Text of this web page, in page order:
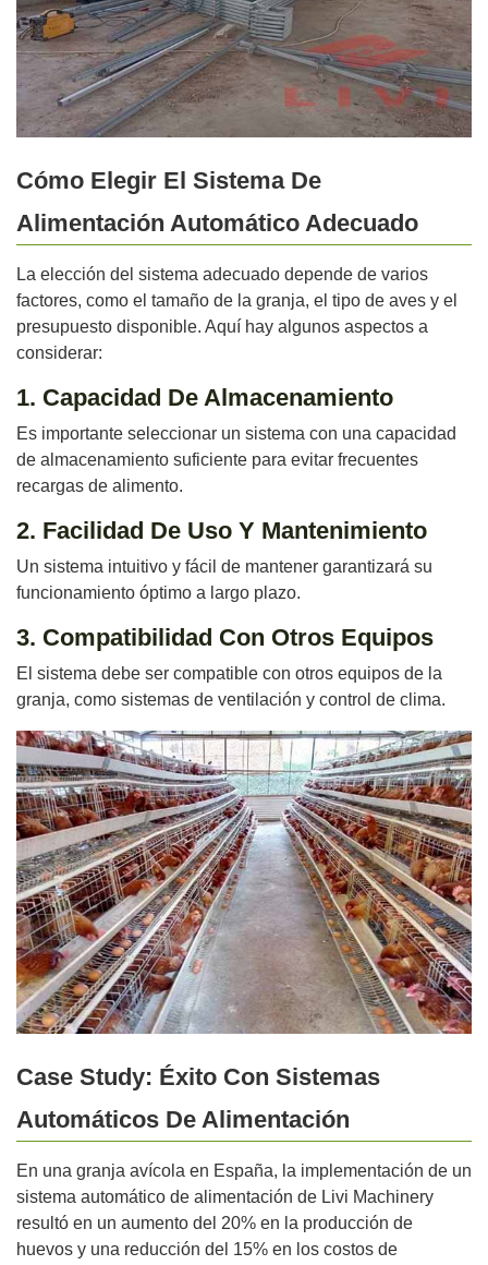
Cómo Elegir El Sistema De
Alimentación Automático Adecuado
La elección del sistema adecuado depende de varios
factores, como el tamaño de la granja, el tipo de aves y el
presupuesto disponible. Aquí hay algunos aspectos a
considerar:
1. Capacidad De Almacenamiento
Es importante seleccionar un sistema con una capacidad
de almacenamiento suficiente para evitar frecuentes
recargas de alimento.
2. Facilidad De Uso Y Mantenimiento
Un sistema intuitivo y fácil de mantener garantizará su
funcionamiento óptimo a largo plazo.
3. Compatibilidad Con Otros Equipos
El sistema debe ser compatible con otros equipos de la
granja, como sistemas de ventilación y control de clima.
Case Study: Éxito Con Sistemas
Automáticos De Alimentación
En una granja avícola en España, la implementación de un
sistema automático de alimentación de Livi Machinery
resultó en un aumento del 20% en la producción de
huevos y una reducción del 15% en los costos de